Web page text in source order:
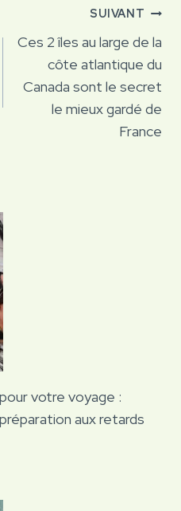
SUIVANT
Ces 2 îles au large de la
côte atlantique du
Canada sont le secret
le mieux gardé de
France
votre voyage :
aux retards